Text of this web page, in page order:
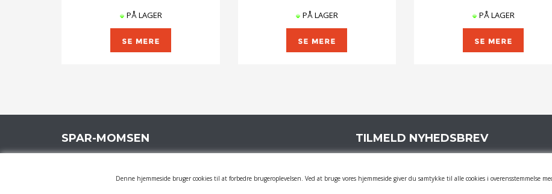
Denne hjemmeside bruger cookies til at forbedre brugeroplevelsen. Ved at bruge vores hjemmeside giver du samtykke til alle cookies i overensstemmelse
PÅ LAGER PÅ LAGER PÅ LAGER
SPAR-MOMSEN
Tlf.: 61 60 60 98
TILMELD NYHEDSBREV
"Momsfrie" tilbud på de kendte